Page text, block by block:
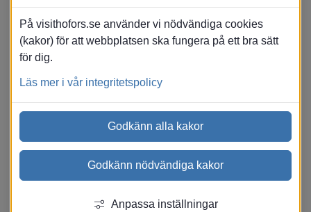
Område: Gävle(Vid kusten)
Visa karta
Antal rum:
Ange resesällskap:
På visithofors.se använder vi nödvändiga cookies
(kakor) för att webbplatsen ska fungera på ett bra sätt
för dig.
Läs mer i vår integritetspolicy
Godkänn alla kakor
Godkänn nödvändiga kakor
Anpassa inställningar